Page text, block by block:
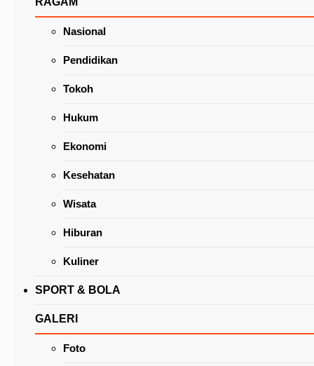
Nasional
Pendidikan
Tokoh
Hukum
Ekonomi
Kesehatan
Wisata
Hiburan
Kuliner
SPORT & BOLA
GALERI
Foto
Hudson Bogia Sosialisasikan Propemperda